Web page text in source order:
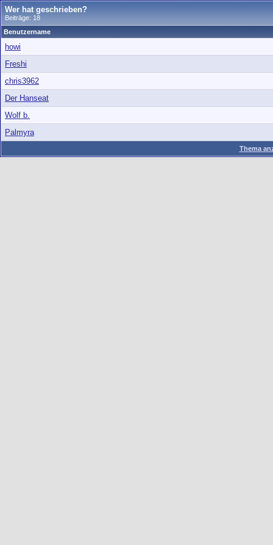
Wer hat geschrieben?
Beiträge: 18
Benutzername
howi
Freshi
chris3962
Der Hanseat
Wolf b.
Palmyra
Thema